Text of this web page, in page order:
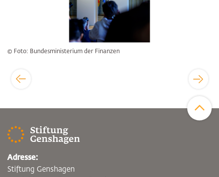
© Foto: Bundesministerium der Finanzen
Adresse:
Stiftung Genshagen